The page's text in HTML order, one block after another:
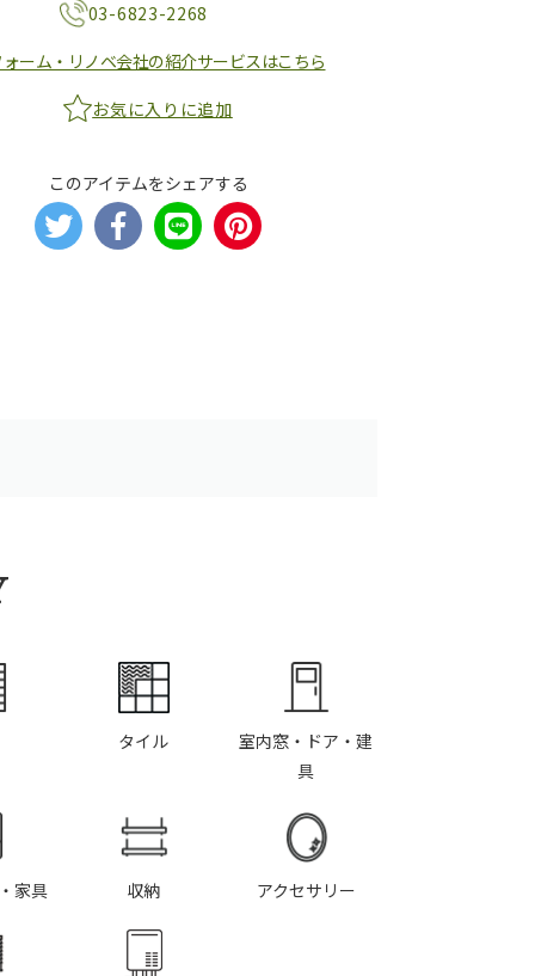
03-6823-2268
ォーム・リノベ会社の紹介サービスはこちら
お気に入りに追加
このアイテムをシェアする
タイル
室内窓・ドア・建
具
家具 収納 アクセサリー